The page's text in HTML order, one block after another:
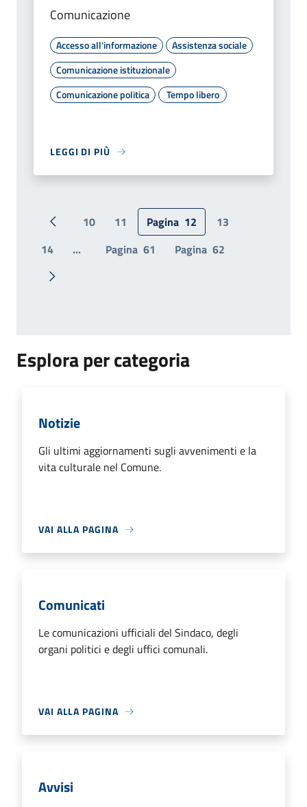
Comunicazione
Accesso all'informazione
Assistenza sociale
Comunicazione istituzionale
Comunicazione politica
Tempo libero
LEGGI DI PIÙ
Pagina precedente
10 11 Pagina 12
13
14
... Pagina 61 Pagina 62
Pagina successiva
Esplora per categoria
Notizie
Gli ultimi aggiornamenti sugli avvenimenti e la
vita culturale nel Comune.
VAI ALLA PAGINA
Comunicati
Le comunicazioni ufficiali del Sindaco, degli
organi politici e degli uffici comunali.
VAI ALLA PAGINA
Avvisi